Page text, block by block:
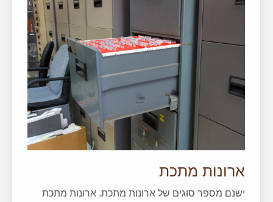
ארונות מתכת
ישנם מספר סוגים של ארונות מתכת. ארונות מתכת